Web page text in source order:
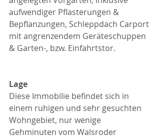
aufwendiger Pflasterungen &
Bepflanzungen, Schleppdach Carport
mit angrenzendem Geräteschuppen
& Garten-, bzw. Einfahrtstor.
Lage
Diese Immobilie befindet sich in
einem ruhigen und sehr gesuchten
Wohngebiet, nur wenige
Gehminuten vom Walsroder